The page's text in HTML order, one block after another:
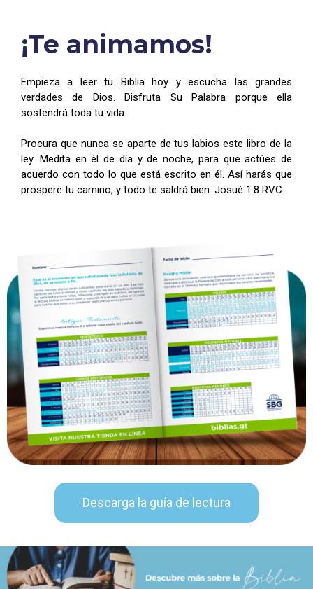
¡Te animamos!
Empieza a leer tu Biblia hoy y escucha las grandes
verdades de Dios. Disfruta Su Palabra porque ella
sostendrá toda tu vida.
Procura que nunca se aparte de tus labios este libro de la
ley. Medita en él de día y de noche, para que actúes de
acuerdo con todo lo que está escrito en él. Así harás que
prospere tu camino, y todo te saldrá bien. Josué 1:8 RVC
Descarga la guía de lectura